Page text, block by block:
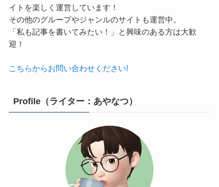
イトを楽しく運営しています！
その他のグループやジャンルのサイトも運営中。
「私も記事を書いてみたい！」と興味のある方は大歓
迎！
こちらからお問い合わせください!
Profile（ライター：あやなつ）